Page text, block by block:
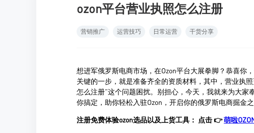
ozon平台营业执照怎么注册
营销推广 运营技巧 日常运营 干货分享